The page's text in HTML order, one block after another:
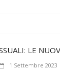
LE
1 Settembre 2023